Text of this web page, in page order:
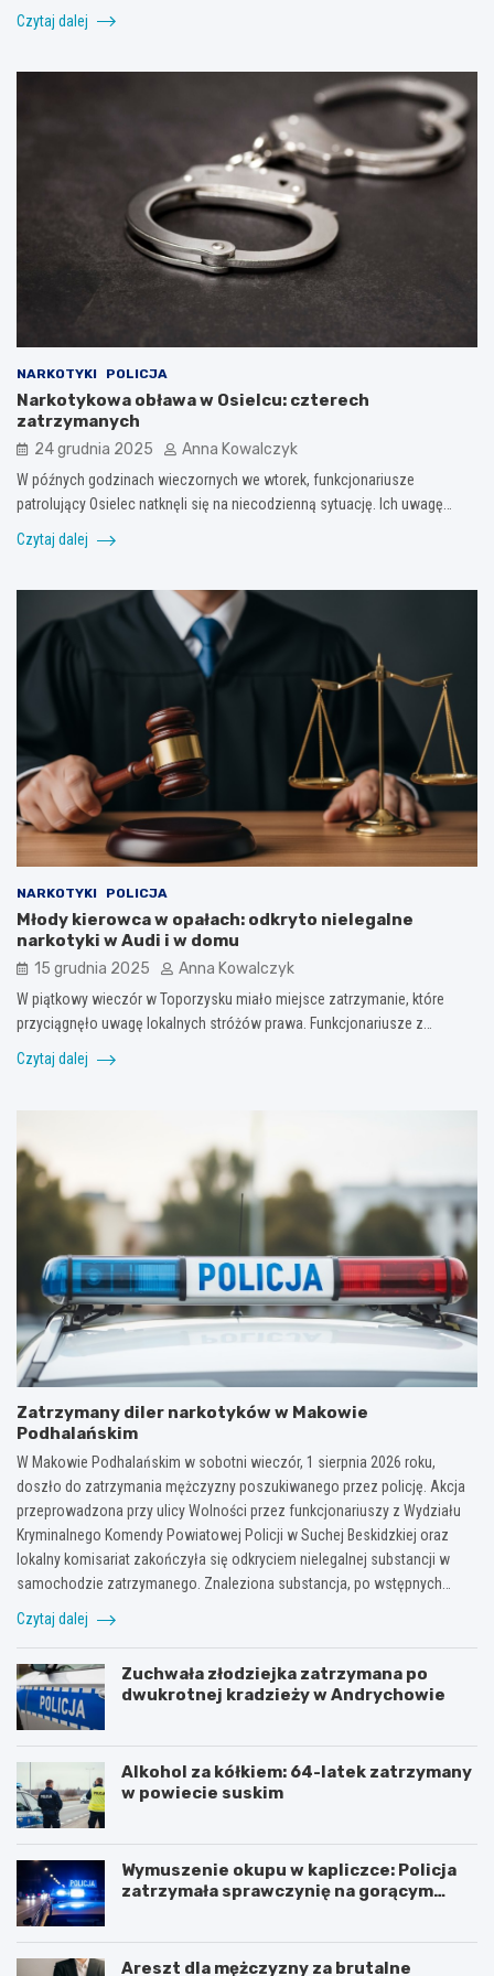
Czytaj dalej
NARKOTYKI POLICJA
Narkotykowa obława w Osielcu: czterech
zatrzymanych
24 grudnia 2025 Anna Kowalczyk
W późnych godzinach wieczornych we wtorek, funkcjonariusze
patrolujący Osielec natknęli się na niecodzienną sytuację. Ich uwagę…
Czytaj dalej
NARKOTYKI POLICJA
Młody kierowca w opałach: odkryto nielegalne
narkotyki w Audi i w domu
15 grudnia 2025 Anna Kowalczyk
W piątkowy wieczór w Toporzysku miało miejsce zatrzymanie, które
przyciągnęło uwagę lokalnych stróżów prawa. Funkcjonariusze z…
Czytaj dalej
Zatrzymany diler narkotyków w Makowie
Podhalańskim
W Makowie Podhalańskim w sobotni wieczór, 1 sierpnia 2026 roku,
doszło do zatrzymania mężczyzny poszukiwanego przez policję. Akcja
przeprowadzona przy ulicy Wolności przez funkcjonariuszy z Wydziału
Kryminalnego Komendy Powiatowej Policji w Suchej Beskidzkiej oraz
lokalny komisariat zakończyła się odkryciem nielegalnej substancji w
samochodzie zatrzymanego. Znaleziona substancja, po wstępnych…
Czytaj dalej
Zuchwała złodziejka zatrzymana po
dwukrotnej kradzieży w Andrychowie
Alkohol za kółkiem: 64-latek zatrzymany
w powiecie suskim
Wymuszenie okupu w kapliczce: Policja
zatrzymała sprawczynię na gorącym
Areszt dla mężczyzny za brutalne